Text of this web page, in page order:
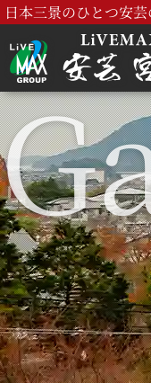
日本三景のひとつ安